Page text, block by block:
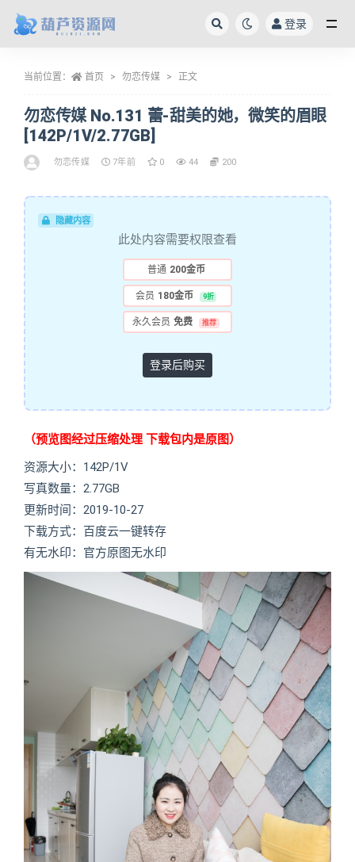
登录
当前位置： 首页 勿恋传媒 正文
勿恋传媒 No.131 蕾-甜美的她，微笑的眉眼
[142P/1V/2.77GB]
勿恋传媒 7年前 0 44 200
隐藏内容
此处内容需要权限查看
普通 200金币
会员 180金币 9折
永久会员 免费 推荐
登录后购买
（预览图经过压缩处理 下载包内是原图）
资源大小：142P/1V
写真数量：2.77GB
更新时间：2019-10-27
下载方式：百度云一键转存
有无水印：官方原图无水印